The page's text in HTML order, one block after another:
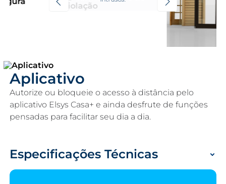
Aplicativo
Autorize ou bloqueie o acesso à distância pelo
aplicativo Elsys Casa+ e ainda desfrute de funções
pensadas para facilitar seu dia a dia.
Especificações Técnicas